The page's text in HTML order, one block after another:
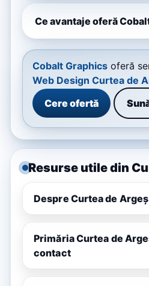
Ce avantaje oferă
Cobalt Graphics oferă
Web Design Curtea de
Cere ofertă
Resurse utile din
Despre Curtea de
Primăria Curtea de
contact